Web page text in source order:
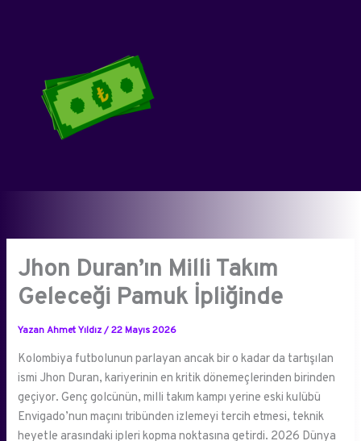
Jhon Duran’ın Milli Takım
Geleceği Pamuk İpliğinde
Yazan Ahmet Yıldız/22 Mayıs 2026
Kolombiya futbolunun parlayan ancak bir o kadar da tartışılan
ismi Jhon Duran, kariyerinin en kritik dönemeçlerinden birinden
geçiyor. Genç golcünün, milli takım kampı yerine eski kulübü
Envigado’nun maçını tribünden izlemeyi tercih etmesi, teknik
heyetle arasındaki ipleri kopma noktasına getirdi. 2026 Dünya